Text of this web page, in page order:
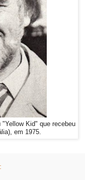
"Yellow Kid" que recebeu
em 1975.